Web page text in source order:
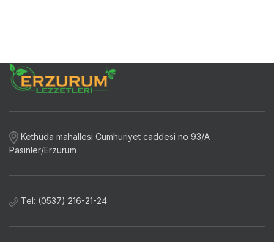
Kethüda mahallesi Cumhuriyet caddesi no 93/A
Pasinler/Erzurum
Tel: (0537) 216-21-24